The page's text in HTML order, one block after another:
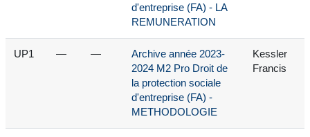
d'entreprise (FA) - LA
REMUNERATION
UP1 — —
Archive année 2023-
2024 M2 Pro Droit de
la protection sociale
d'entreprise (FA) -
METHODOLOGIE
Kessler
Francis